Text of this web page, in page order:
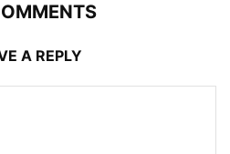
A REPLY